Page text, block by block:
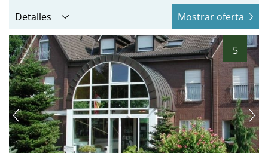
Detalles Mostrar oferta
5